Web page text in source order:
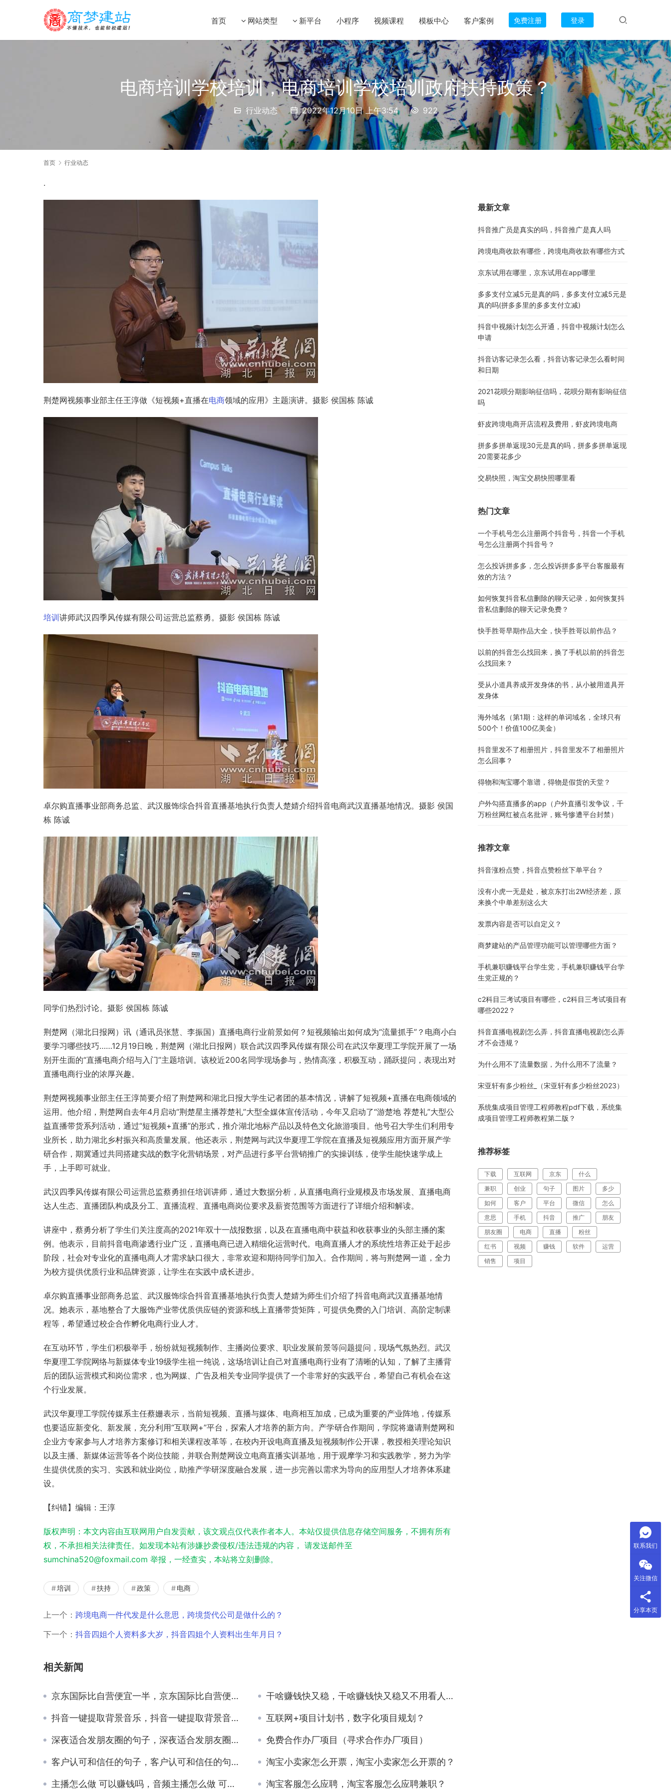
首页 网站类型 新平台 小程序 视频课程 模板中心 客户案例 免费注册 登录
电商培训学校培训，电商培训学校培训政府扶持政策？
行业动态 2022年12月10日 上午3:54 922
首页 行业动态
.
荆楚网视频事业部主任王淳做《短视频+直播在电商领域的应用》主题演讲。摄影 侯国栋 陈诚
培训 讲师武汉四季风传媒有限公司运营总监蔡勇。摄影 侯国栋 陈诚
卓尔购直播事业部商务总监、武汉服饰综合抖音直播基地执行负责人楚婧介绍抖音电商武汉直播基地情况。摄影 侯国
栋 陈诚
同学们热烈讨论。摄影 侯国栋 陈诚
荆楚网（湖北日报网）讯（通讯员张慧、李振国）直播电商行业前景如何？短视频输出如何成为“流量抓手”？电商小白
要学习哪些技巧……12月19日晚， 荆楚网 （湖北日报网）联合武汉四季风传媒有限公司在武汉华夏理工学院开展了一场
别开生面的“直播电商介绍与入门”主题培训。该校近200名同学现场参与，热情高涨，积极互动，踊跃提问，表现出对
直播电商行业的浓厚兴趣。
荆楚网视频事业部主任王淳简要介绍了荆楚网和湖北日报大学生记者团的基本情况，讲解了短视频+直播在电商领域的
运用。他介绍，荆楚网自去年4月启动“荆楚星主播荐楚礼”大型全媒体宣传活动，今年又启动了“游楚地 荐楚礼”大型公
益直播带货系列活动，通过“短视频+直播”的形式，推介湖北地标产品以及特色文化旅游项目。他号召大学生们利用专
业所长，助力湖北乡村振兴和高质量发展。他还表示，荆楚网与武汉华夏理工学院在直播及短视频应用方面开展产学
研合作，期冀通过共同搭建实战的数字化营销场景，对产品进行多平台营销推广的实操训练，使学生能快速学成上
手，上手即可就业。
武汉四季风传媒有限公司运营总监蔡勇担任培训讲师，通过大数据分析，从直播电商行业规模及市场发展、直播电商
达人生态、直播团队构成及分工、直播流程、直播电商岗位要求及薪资范围等方面进行了详细介绍和解读。
讲座中，蔡勇分析了学生们关注度高的2021年双十一战报数据，以及在直播电商中获益和收获事业的头部主播的案
例。他表示，目前抖音电商渗透行业广泛，直播电商已进入精细化运营时代。电商直播人才的系统性培养正处于起步
阶段，社会对专业化的直播电商人才需求缺口很大，非常欢迎和期待同学们加入。合作期间，将与荆楚网一道，全力
为校方提供优质行业和品牌资源，让学生在实践中成长进步。
卓尔购直播事业部商务总监、武汉服饰综合抖音直播基地执行负责人楚婧为师生们介绍了抖音电商武汉直播基地情
况。她表示，基地整合了大服饰产业带优质供应链的资源和线上直播带货矩阵，可提供免费的入门培训、高阶定制课
程等，希望通过校企合作孵化电商行业人才。
在互动环节，学生们积极举手，纷纷就短视频制作、主播岗位要求、职业发展前景等问题提问，现场气氛热烈。武汉
华夏理工学院网络与新媒体专业19级学生祖一纯说，这场培训让自己对直播电商行业有了清晰的认知，了解了主播背
后的团队运营模式和岗位需求，也为网媒、广告及相关专业同学提供了一个非常好的实践平台，希望自己有机会在这
个行业发展。
武汉华夏理工学院传媒系主任蔡姗表示，当前短视频、直播与媒体、电商相互加成，已成为重要的产业阵地，传媒系
也要适应新变化、新发展，充分利用“互联网+”平台，探索人才培养的新方向。产学研合作期间，学院将邀请荆楚网和
企业方专家参与人才培养方案修订和相关课程改革等，在校内开设电商直播及短视频制作公开课，教授相关理论知识
以及主播、 新媒体运营等各个岗位技能，并联合荆楚网设立电商直播实训基地，用于观摩学习和实践教学，努力为学
生提供优质的实习、实践和就业岗位，助推产学研深度融合发展，进一步完善以需求为导向的应用型人才培养体系建
设。
【纠错】编辑：王淳
版权声明：本文内容由互联网用户自发贡献，该文观点仅代表作者本人。本站仅提供信息存储空间服务，不拥有所有
权，不承担相关法律责任。如发现本站有涉嫌抄袭侵权/违法违规的内容， 请发送邮件至
sumchina520@foxmail.com 举报，一经查实，本站将立刻删除。
培训 扶持 政策 电商
上一个： 跨境电商一件代发是什么意思，跨境货代公司是做什么的？
下一个： 抖音四姐个人资料多大岁，抖音四姐个人资料出生年月日？
相关新闻
京东国际比自营便宜一半，京东国际比自营便宜一半是正品吗？ 干啥赚钱快又稳，干啥赚钱快又稳又不用看人脸色？
抖音一键提取背景音乐，抖音一键提取背景音乐在线？ 互联网+项目计划书，数字化项目规划？
深夜适合发朋友圈的句子，深夜适合发朋友圈的句子和图片？ 免费合作办厂项目（寻求合作办厂项目）
客户认可和信任的句子，客户认可和信任的句子发朋友圈？ 淘宝小卖家怎么开票，淘宝小卖家怎么开票的？
主播怎么做 可以赚钱吗，音频主播怎么做 可以赚钱吗？ 淘宝客服怎么应聘，淘宝客服怎么应聘兼职？
最新文章
抖音推广员是真实的吗，抖音推广是真人吗
跨境电商收款有哪些，跨境电商收款有哪些方式
京东试用在哪里，京东试用在app哪里
多多支付立减5元是真的吗，多多支付立减5元是
真的吗(拼多多里的多多支付立减)
抖音中视频计划怎么开通，抖音中视频计划怎么
申请
抖音访客记录怎么看，抖音访客记录怎么看时间
和日期
2021花呗分期影响征信吗，花呗分期有影响征信
吗
虾皮跨境电商开店流程及费用，虾皮跨境电商
拼多多拼单返现30元是真的吗，拼多多拼单返现
20需要花多少
交易快照，淘宝交易快照哪里看
热门文章
一个手机号怎么注册两个抖音号，抖音一个手机
号怎么注册两个抖音号？
怎么投诉拼多多，怎么投诉拼多多平台客服最有
效的方法？
如何恢复抖音私信删除的聊天记录，如何恢复抖
音私信删除的聊天记录免费？
快手胜哥早期作品大全，快手胜哥以前作品？
以前的抖音怎么找回来，换了手机以前的抖音怎
么找回来？
受从小道具养成开发身体的书，从小被用道具开
发身体
海外域名（第1期：这样的单词域名，全球只有
500个！价值100亿美金）
抖音里发不了相册照片，抖音里发不了相册照片
怎么回事？
得物和淘宝哪个靠谱，得物是假货的天堂？
户外勾搭直播多的app（户外直播引发争议，千
万粉丝网红被点名批评，账号惨遭平台封禁）
推荐文章
抖音涨粉点赞，抖音点赞粉丝下单平台？
没有小虎一无是处，被京东打出2W经济差，原
来换个中单差别这么大
发票内容是否可以自定义？
商梦建站的产品管理功能可以管理哪些方面？
手机兼职赚钱平台学生党，手机兼职赚钱平台学
生党正规的？
c2科目三考试项目有哪些，c2科目三考试项目有
哪些2022？
抖音直播电视剧怎么弄，抖音直播电视剧怎么弄
才不会违规？
为什么用不了流量数据，为什么用不了流量？
宋亚轩有多少粉丝_（宋亚轩有多少粉丝2023）
系统集成项目管理工程师教程pdf下载，系统集
成项目管理工程师教程第二版？
推荐标签
下载 互联网 京东
什么
兼职
创业 句子 图片
多少
如何
客户 平台 微信
怎么
意思
手机 抖音 推广
朋友
朋友圈
电商 直播
粉丝
红书
视频 赚钱 软件
运营
销售
项目
联系我们
关注微信
分享本页